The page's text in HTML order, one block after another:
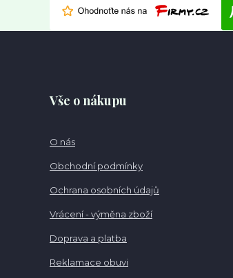
Vše o nákupu
O nás
Obchodní podmínky
Ochrana osobních údajů
Vrácení - výměna zboží
Doprava a platba
Reklamace obuvi